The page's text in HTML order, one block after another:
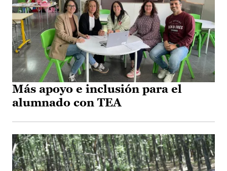
Más apoyo e inclusión para el
alumnado con TEA